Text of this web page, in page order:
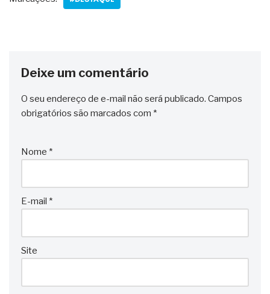
Deixe um comentário
O seu endereço de e-mail não será publicado. Campos
obrigatórios são marcados com *
Nome *
E-mail *
Site